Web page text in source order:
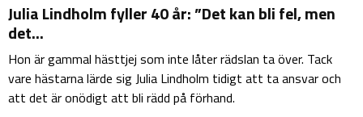
Julia Lindholm fyller 40 år: ”Det kan bli fel, men
det...
Hon är gammal hästtjej som inte låter rädslan ta över. Tack
vare hästarna lärde sig Julia Lindholm tidigt att ta ansvar och
att det är onödigt att bli rädd på förhand.